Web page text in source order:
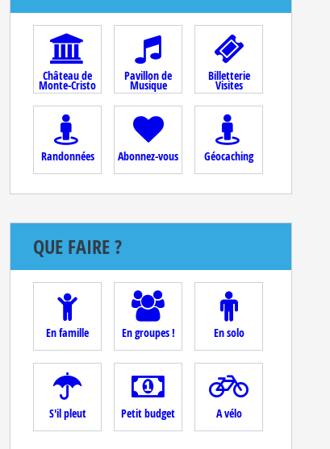
Château de
Monte-Cristo
Pavillon de
Musique
Billetterie
Visites
Randonnées Abonnez-vous Géocaching
QUE FAIRE ?
En famille En groupes ! En solo
S'il pleut Petit budget A vélo